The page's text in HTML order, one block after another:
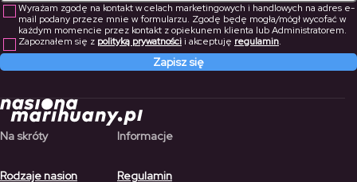
Wyrażam zgodę na kontakt w celach marketingowych i handlowych na adres e-
mail podany przeze mnie w formularzu. Zgodę będę mogła/mógł wycofać w
każdym momencie przez kontakt z opiekunem klienta lub Administratorem.
Zapoznałem się z polityką prywatnościi akceptuję regulamin.
Zapisz się
Na skróty
Rodzaje nasion
Informacje
Regulamin